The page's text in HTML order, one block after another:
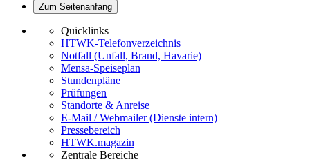
Zum Seitenanfang
Quicklinks
HTWK-Telefonverzeichnis
Notfall (Unfall, Brand, Havarie)
Mensa-Speiseplan
Stundenpläne
Prüfungen
Standorte & Anreise
E-Mail / Webmailer (Dienste intern)
Pressebereich
HTWK.magazin
Zentrale Bereiche